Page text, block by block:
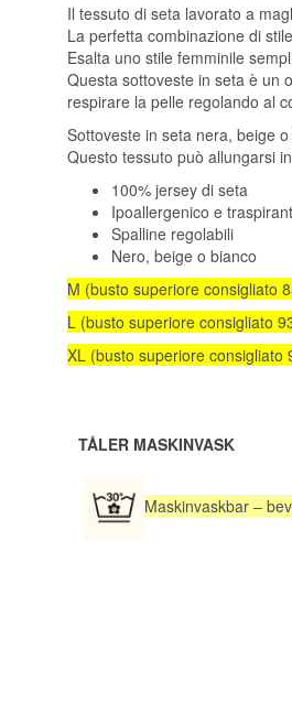
Il tessuto di seta lavorato a
La perfetta combinazione di
Esalta uno stile femminile
Questa sottoveste in seta è un
respirare la pelle regolando al
Sottoveste in seta nera, beige
Questo tessuto può allungarsi
100% jersey di seta
Ipoallergenico e
Spalline regolabili
Nero, beige o bianco
M (busto superiore consigliato
L (busto superiore consigliato
XL (busto superiore
TÅLER MASKINVASK
Maskinvaskbar –